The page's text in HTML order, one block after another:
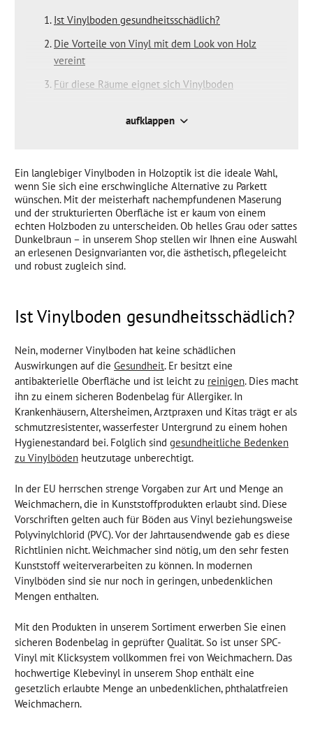
Ist Vinylboden gesundheitsschädlich?
Die Vorteile von Vinyl mit dem Look von Holz
vereint
Für diese Räume eignet sich Vinylboden
robust und leicht zu reinigen
Vinylboden mit Holzoptik – aber welcher Aufbau?
Vor - und Nachteile: Vinylboden klicken oder
kleben?
Klickvinyl einfach selbst verlegen – so geht’s!
aufklappen
Ein langlebiger Vinylboden in Holzoptik ist die ideale Wahl,
wenn Sie sich eine erschwingliche Alternative zu Parkett
wünschen. Mit der meisterhaft nachempfundenen Maserung
und der strukturierten Oberfläche ist er kaum von einem
echten Holzboden zu unterscheiden. Ob helles Grau oder sattes
Dunkelbraun – in unserem Shop stellen wir Ihnen eine Auswahl
an erlesenen Designvarianten vor, die ästhetisch, pflegeleicht
und robust zugleich sind.
Ist Vinylboden gesundheitsschädlich?
Nein, moderner Vinylboden hat keine schädlichen
Auswirkungen auf die Gesundheit. Er besitzt eine
antibakterielle Oberfläche und ist leicht zu reinigen. Dies macht
ihn zu einem sicheren Bodenbelag für Allergiker. In
Krankenhäusern, Altersheimen, Arztpraxen und Kitas trägt er als
schmutzresistenter, wasserfester Untergrund zu einem hohen
Hygienestandard bei. Folglich sind gesundheitliche Bedenken
zu Vinylböden heutzutage unberechtigt.
In der EU herrschen strenge Vorgaben zur Art und Menge an
Weichmachern, die in Kunststoffprodukten erlaubt sind. Diese
Vorschriften gelten auch für Böden aus Vinyl beziehungsweise
Polyvinylchlorid (PVC). Vor der Jahrtausendwende gab es diese
Richtlinien nicht. Weichmacher sind nötig, um den sehr festen
Kunststoff weiterverarbeiten zu können. In modernen
Vinylböden sind sie nur noch in geringen, unbedenklichen
Mengen enthalten.
Mit den Produkten in unserem Sortiment erwerben Sie einen
sicheren Bodenbelag in geprüfter Qualität. So ist unser SPC-
Vinyl mit Klicksystem vollkommen frei von Weichmachern. Das
hochwertige Klebevinyl in unserem Shop enthält eine
gesetzlich erlaubte Menge an unbedenklichen, phthalatfreien
Weichmachern.